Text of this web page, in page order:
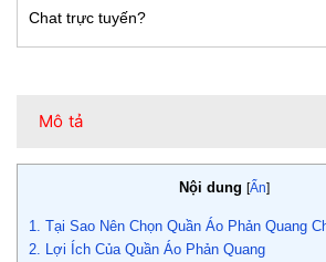
Chat trực tuyến?
Mô tả
Nội dung [Ẩn]
1. Tại Sao Nên Chọn Quần Áo Phản Quang
2. Lợi Ích Của Quần Áo Phản Quang